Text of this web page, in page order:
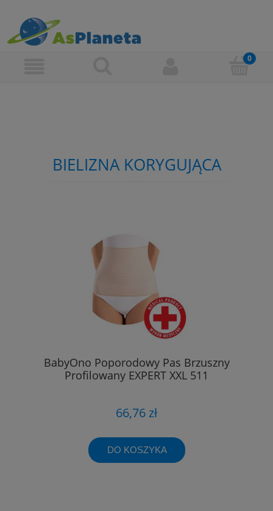
BIELIZNA KORYGUJĄCA
BabyOno Poporodowy Pas Brzuszny
Profilowany EXPERT XXL 511
66,76 zł
DO KOSZYKA